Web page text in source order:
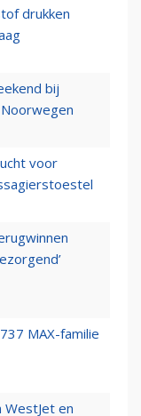
drukken
bij
voor
MAX-familie
en